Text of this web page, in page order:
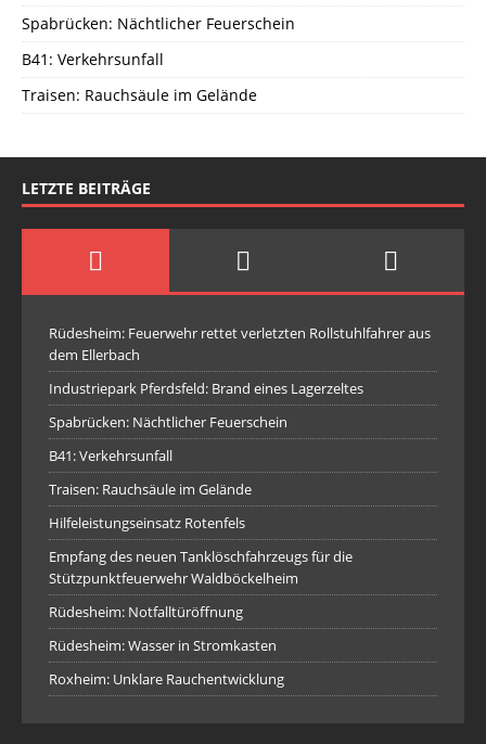
Spabrücken: Nächtlicher Feuerschein
B41: Verkehrsunfall
Traisen: Rauchsäule im Gelände
LETZTE BEITRÄGE
Rüdesheim: Feuerwehr rettet verletzten Rollstuhlfahrer aus
dem Ellerbach
Industriepark Pferdsfeld: Brand eines Lagerzeltes
Spabrücken: Nächtlicher Feuerschein
B41: Verkehrsunfall
Traisen: Rauchsäule im Gelände
Hilfeleistungseinsatz Rotenfels
Empfang des neuen Tanklöschfahrzeugs für die
Stützpunktfeuerwehr Waldböckelheim
Rüdesheim: Notfalltüröffnung
Rüdesheim: Wasser in Stromkasten
Roxheim: Unklare Rauchentwicklung